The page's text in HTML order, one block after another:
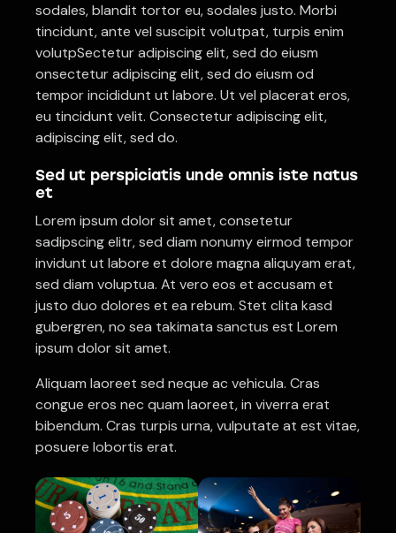
sodales, blandit tortor eu, sodales justo. Morbi
tincidunt, ante vel suscipit volutpat, turpis enim
volutpSectetur adipiscing elit, sed do eiusm
onsectetur adipiscing elit, sed do eiusm od
tempor incididunt ut labore. Ut vel placerat eros,
eu tincidunt velit. Consectetur adipiscing elit,
adipiscing elit, sed do.
Sed ut perspiciatis unde omnis iste natus
et
Lorem ipsum dolor sit amet, consetetur
sadipscing elitr, sed diam nonumy eirmod tempor
invidunt ut labore et dolore magna aliquyam erat,
sed diam voluptua. At vero eos et accusam et
justo duo dolores et ea rebum. Stet clita kasd
gubergren, no sea takimata sanctus est Lorem
ipsum dolor sit amet.
Aliquam laoreet sed neque ac vehicula. Cras
congue eros nec quam laoreet, in viverra erat
bibendum. Cras turpis urna, vulputate at est vitae,
posuere lobortis erat.